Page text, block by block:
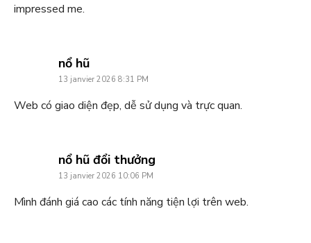
impressed me.
nổ hũsays:
13 janvier 2026 8:31 PM
Web có giao diện đẹp, dễ sử dụng và trực quan.
nổ hũ đổi thưởng
13 janvier 2026 10:06 PM
Mình đánh giá cao các tính năng tiện lợi trên web.